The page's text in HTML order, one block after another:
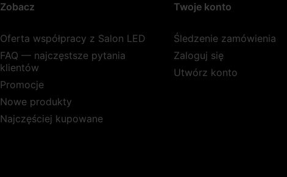
Zobacz
Oferta współpracy z Salon LED
FAQ — najczęstsze pytania
klientów
Promocje
Nowe produkty
Najczęściej kupowane
Twoje konto
Śledzenie zamówienia
Zaloguj się
Utwórz konto